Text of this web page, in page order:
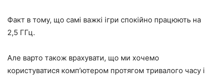
Факт в тому, що самі важкі ігри спокійно працюють на
2,5 ГГц.
Але варто також врахувати, що ми хочемо
користуватися комп’ютером протягом тривалого часу і